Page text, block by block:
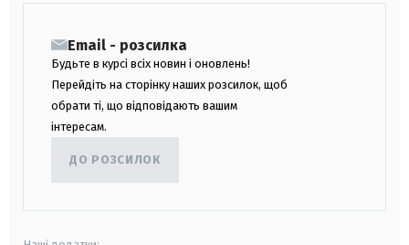
Email - розсилка
Будьте в курсі всіх новин і оновлень!
Перейдіть на сторінку наших розсилок, щоб
обрати ті, що відповідають вашим
інтересам.
ДО РОЗСИЛОК